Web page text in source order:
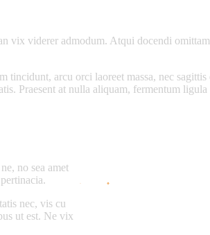
vix viderer admodum. Atqui docendi
arcu orci laoreet massa, nec
Praesent at nulla aliquam, fermentum
no sea amet
nec, vis cu
ut est. Ne vix